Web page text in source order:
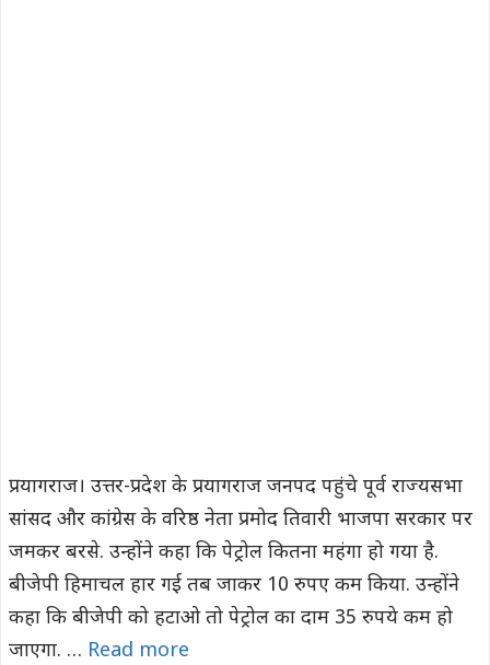
प्रयागराज। उत्तर-प्रदेश के प्रयागराज जनपद पहुंचे पूर्व राज्यसभा
सांसद और कांग्रेस के वरिष्ठ नेता प्रमोद तिवारी भाजपा सरकार पर
जमकर बरसे. उन्होंने कहा कि पेट्रोल कितना महंगा हो गया है.
बीजेपी हिमाचल हार गई तब जाकर 10 रुपए कम किया. उन्होंने
कहा कि बीजेपी को हटाओ तो पेट्रोल का दाम 35 रुपये कम हो
जाएगा. … Read more